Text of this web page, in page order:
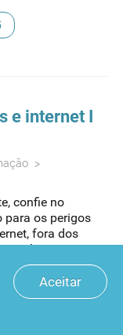
internet I
>
confie no
para os perigos
fora dos
sobre as novas
e potenciais
via internet.
Engine
Atuais e
Aceitar